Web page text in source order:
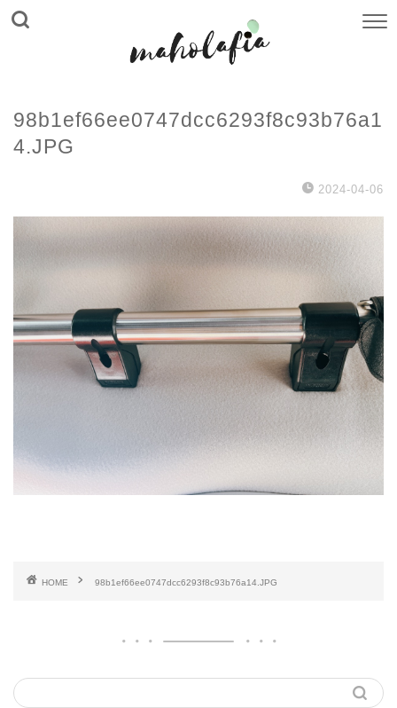
98b1ef66ee0747dcc6293f8c93b76a1
4.JPG
2024-04-06
HOME 98b1ef66ee0747dcc6293f8c93b76a14.JPG